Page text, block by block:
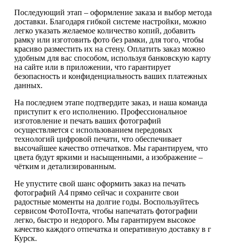
Последующий этап – оформление заказа и выбор метода
доставки. Благодаря гибкой системе настройки, можно
легко указать желаемое количество копий, добавить
рамку или изготовить фото без рамки, для того, чтобы
красиво разместить их на стену. Оплатить заказ можно
удобным для вас способом, используя банковскую карту
на сайте или в приложении, что гарантирует
безопасность и конфиденциальность ваших платежных
данных.
На последнем этапе подтвердите заказ, и наша команда
приступит к его исполнению. Профессиональное
изготовление и печать ваших фотографий
осуществляется с использованием передовых
технологий цифровой печати, что обеспечивает
высочайшее качество отпечатков. Мы гарантируем, что
цвета будут яркими и насыщенными, а изображение –
чётким и детализированным.
Не упустите свой шанс оформить заказ на печать
фотографий А4 прямо сейчас и сохраните свои
радостные моменты на долгие годы. Воспользуйтесь
сервисом ФотоПочта, чтобы напечатать фотографии
легко, быстро и недорого. Мы гарантируем высокое
качество каждого отпечатка и оперативную доставку в г
Курск.